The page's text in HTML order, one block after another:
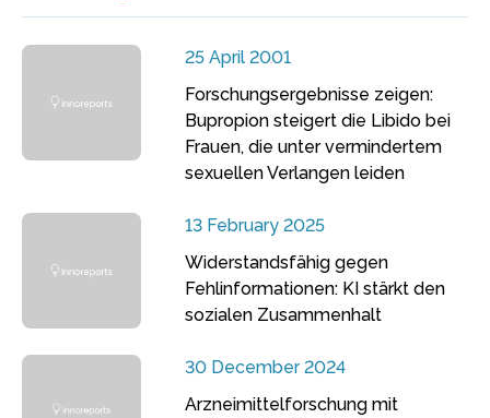
25 April 2001
Forschungsergebnisse zeigen:
Bupropion steigert die Libido bei
Frauen, die unter vermindertem
sexuellen Verlangen leiden
13 February 2025
Widerstandsfähig gegen
Fehlinformationen: KI stärkt den
sozialen Zusammenhalt
30 December 2024
Arzneimittelforschung mit